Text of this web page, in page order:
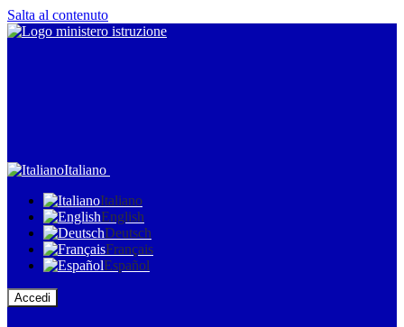
Salta al contenuto
Italiano
Italiano
English
Deutsch
Français
Español
Accedi